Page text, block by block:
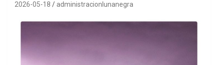
2026-05-18 administracionlunanegra